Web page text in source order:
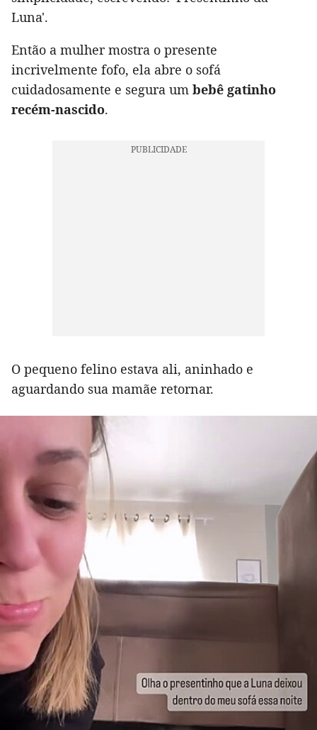
Luna'.
Então a mulher mostra o presente
incrivelmente fofo, ela abre o sofá
cuidadosamente e segura um bebê gatinho
recém-nascido.
O pequeno felino estava ali, aninhado e
aguardando sua mamãe retornar.